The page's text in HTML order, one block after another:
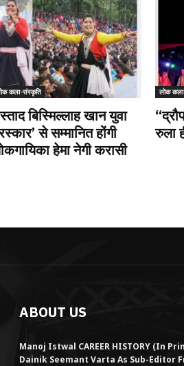
कला-संस्कृति
बिस्मिल्लाह खान युवा
से सम्मानित होंगी
हेमा नेगी करासी
लोक
रुला
ABOUT US
Manoj Istwal CAREER HISTORY (in
Dainik Seemant Varta As Sub-Editor